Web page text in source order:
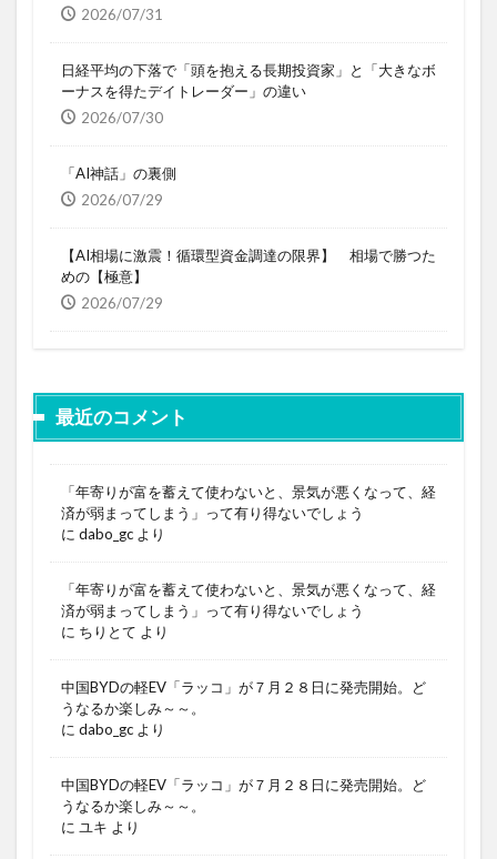
2026/07/31
日経平均の下落で「頭を抱える長期投資家」と「大きなボ
ーナスを得たデイトレーダー」の違い
2026/07/30
「AI神話」の裏側
2026/07/29
【AI相場に激震！循環型資金調達の限界】 相場で勝つた
めの【極意】
2026/07/29
最近のコメント
「年寄りが富を蓄えて使わないと、景気が悪くなって、経
済が弱まってしまう」って有り得ないでしょう
に dabo_gc より
「年寄りが富を蓄えて使わないと、景気が悪くなって、経
済が弱まってしまう」って有り得ないでしょう
に ちりとて より
中国BYDの軽EV「ラッコ」が７月２８日に発売開始。ど
うなるか楽しみ～～。
に dabo_gc より
中国BYDの軽EV「ラッコ」が７月２８日に発売開始。ど
うなるか楽しみ～～。
に ユキ より